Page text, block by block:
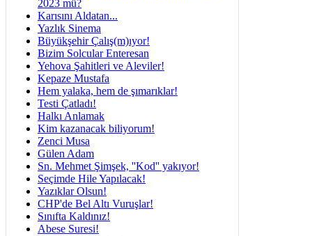
2023 mü?
Karısını Aldatan...
Yazlık Sinema
Büyükşehir Çalış(m)ıyor!
Bizim Solcular Enteresan
Yehova Şahitleri ve Aleviler!
Kepaze Mustafa
Hem yalaka, hem de şımarıklar!
Testi Çatladı!
Halkı Anlamak
Kim kazanacak biliyorum!
Zenci Musa
Gülen Adam
Sn. Mehmet Şimşek, ''Kod'' yakıyor!
Seçimde Hile Yapılacak!
Yazıklar Olsun!
CHP'de Bel Altı Vuruşlar!
Sınıfta Kaldınız!
Abese Suresi!